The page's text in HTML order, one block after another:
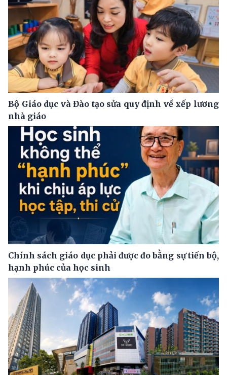
Bộ Giáo dục và Đào tạo sửa quy định về xếp lương
nhà giáo
Chính sách giáo dục phải được đo bằng sự tiến bộ,
hạnh phúc của học sinh